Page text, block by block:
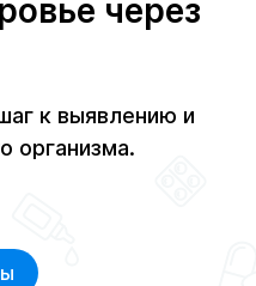
через
к выявлению и
организма.